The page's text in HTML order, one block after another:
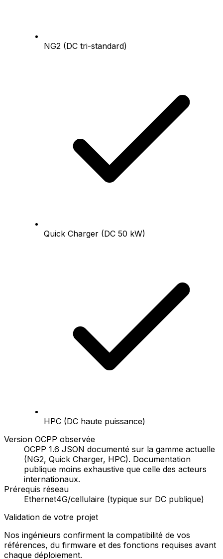
NG2 (DC tri-standard)
Quick Charger (DC 50 kW)
HPC (DC haute puissance)
Version OCPP observée
OCPP 1.6 JSON documenté sur la gamme actuelle
(NG2, Quick Charger, HPC). Documentation
publique moins exhaustive que celle des acteurs
internationaux.
Prérequis réseau
Ethernet4G/cellulaire (typique sur DC publique)
Validation de votre projet
Nos ingénieurs confirment la compatibilité de vos
références, du firmware et des fonctions requises avant
chaque déploiement.